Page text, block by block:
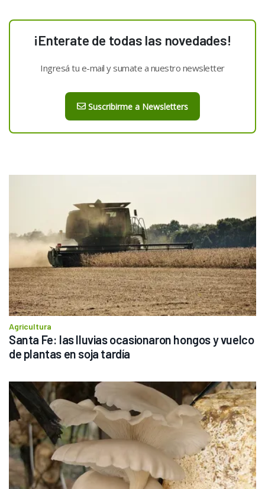
¡Enterate de todas las novedades!
Ingresá tu e-mail y sumate a nuestro newsletter
Suscribirme a Newsletters
Agricultura
Santa Fe: las lluvias ocasionaron hongos y vuelco
de plantas en soja tardía